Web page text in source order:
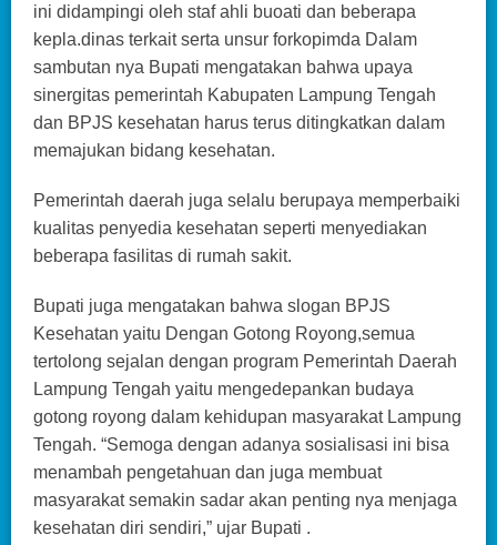
ini didampingi oleh staf ahli buoati dan beberapa
kepla.dinas terkait serta unsur forkopimda Dalam
sambutan nya Bupati mengatakan bahwa upaya
sinergitas pemerintah Kabupaten Lampung Tengah
dan BPJS kesehatan harus terus ditingkatkan dalam
memajukan bidang kesehatan.
Pemerintah daerah juga selalu berupaya memperbaiki
kualitas penyedia kesehatan seperti menyediakan
beberapa fasilitas di rumah sakit.
Bupati juga mengatakan bahwa slogan BPJS
Kesehatan yaitu Dengan Gotong Royong,semua
tertolong sejalan dengan program Pemerintah Daerah
Lampung Tengah yaitu mengedepankan budaya
gotong royong dalam kehidupan masyarakat Lampung
Tengah. “Semoga dengan adanya sosialisasi ini bisa
menambah pengetahuan dan juga membuat
masyarakat semakin sadar akan penting nya menjaga
kesehatan diri sendiri,” ujar Bupati .